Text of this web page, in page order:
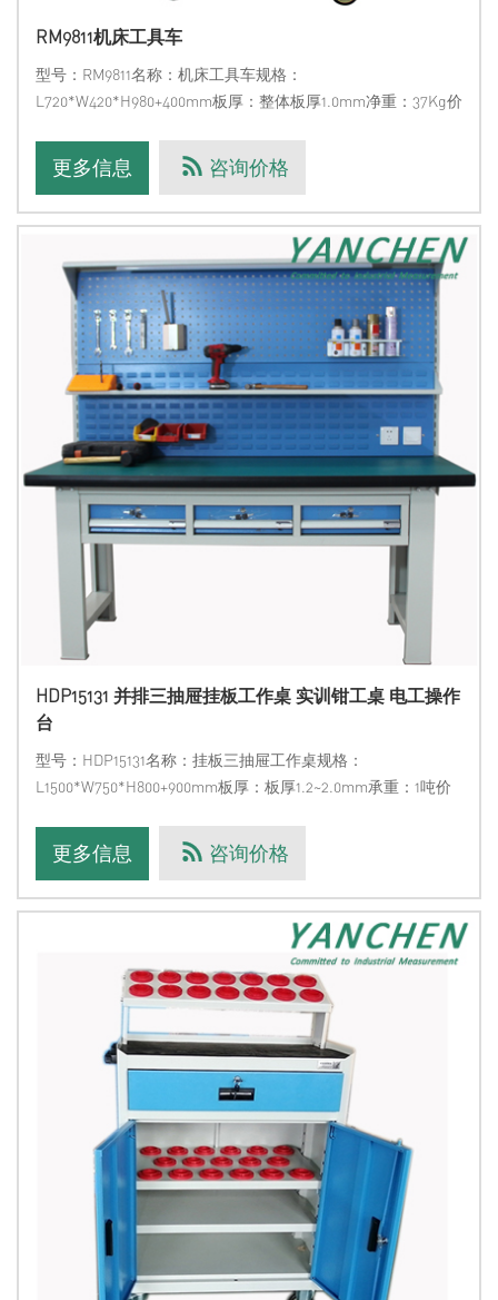
RM9811机床工具车
型号：RM9811名称：机床工具车规格：
L720*W420*H980+400mm板厚：整体板厚1.0mm净重：37Kg价
机，可有机会免费获赠该工具车1套。产品描述：柜面上部一冲
方孔挂板，方便挂
更多信息 咨询价格
HDP15131 并排三抽屉挂板工作桌 实训钳工桌 电工操作
台
型号：HDP15131名称：挂板三抽屉工作桌规格：
L1500*W750*H800+900mm板厚：板厚1.2~2.0mm承重：1吨价
机会免费获赠本工作桌。产品描述：桌面为50mm厚高分子密
更多信息 咨询价格